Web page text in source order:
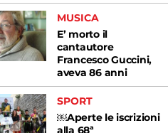
MUSICA
E’ morto il
cantautore
Francesco Guccini,
aveva 86 anni
SPORT
￼Aperte le iscrizioni
alla 68ª